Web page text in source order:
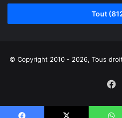
Tout
© Copyright 2010 - 2026, Tous